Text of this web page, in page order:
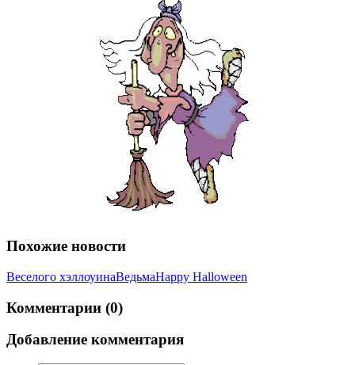
Похожие новости
Веселого хэллоуинаВедьмаHappy Halloween
Комментарии (0)
Добавление комментария